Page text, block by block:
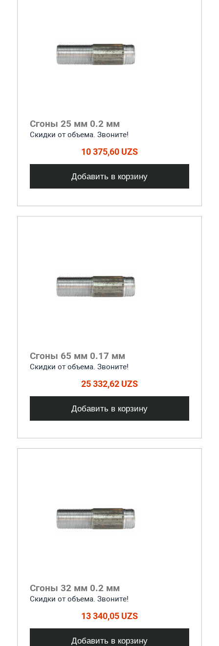
Сгоны 25 мм 0.2 мм
Скидки от объема. Звоните!
10 375,60 UZS
Добавить в корзину
Сгоны 65 мм 0.17 мм
Скидки от объема. Звоните!
25 332,62 UZS
Добавить в корзину
Сгоны 32 мм 0.2 мм
Скидки от объема. Звоните!
13 340,05 UZS
Добавить в корзину